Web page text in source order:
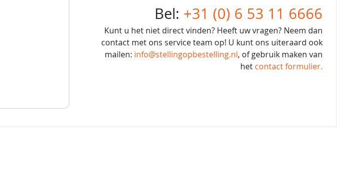
Bel: +31 (0) 6 53 11 6666
Kunt u het niet direct vinden? Heeft uw vragen? Neem dan
contact met ons service team op! U kunt ons uiteraard ook
mailen: info@stellingopbestelling.nl, of gebruik maken van
het contact formulier.